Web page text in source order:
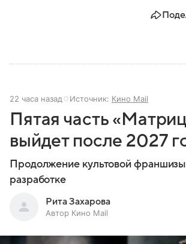
22 часа назад Источник: Кино Mail
Пятая часть
выйдет после 2027
Продолжение культовой франшизы
разработке
Рита Захарова
Автор Кино Mail